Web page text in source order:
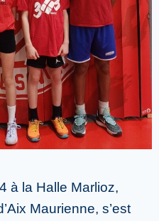
à la Halle Marlioz,
Maurienne, s’est